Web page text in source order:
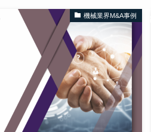
機械業界M&A事例